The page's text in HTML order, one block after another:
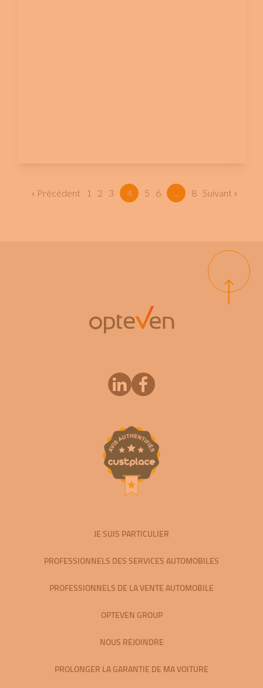
« Précédent 1 2 3 4 5 6 … 8 Suivant »
JE SUIS PARTICULIER
PROFESSIONNELS DES SERVICES AUTOMOBILES
PROFESSIONNELS DE LA VENTE AUTOMOBILE
OPTEVEN GROUP
NOUS REJOINDRE
PROLONGER LA GARANTIE DE MA VOITURE